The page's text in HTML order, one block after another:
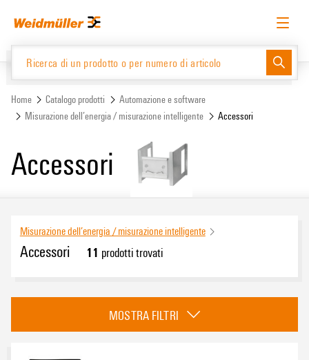
Italiano Richiedere l’accesso Accesso
Website Support Center
Home Catalogo prodotti
Automazione e software
Misurazione dell’energia / misurazione intelligente
Accessori
Accessori
Misurazione dell’energia / misurazione intelligente
Accessori 11 prodotti trovati
Sistema eCAD
MOSTRA FILTRI